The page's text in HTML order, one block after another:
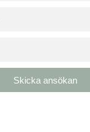
Skicka ansökan